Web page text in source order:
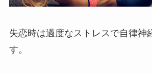
失恋時は過度なストレスで自律神
す。